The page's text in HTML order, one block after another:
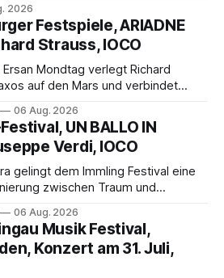
Maxime Pascal entfaltet
Philippe Sly berührt als
2026
Festspiele, ARIADNE
Strauss, IOCO
Mondtag verlegt Richard
auf den Mars und verbindet
und den Wiener
bleibt der zweite Akt jedoch
zurück.
06 Aug. 2026
UN BALLO IN
Verdi, IOCO
gelingt dem Immling Festival eine
zwischen Traum und
starken Bildern, getragen von
und einer musikalisch
06 Aug. 2026
Musik Festival,
Konzert am 31. Juli,